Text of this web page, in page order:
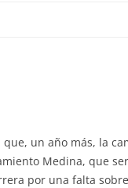
un año más, la
Medina, que
por una falta